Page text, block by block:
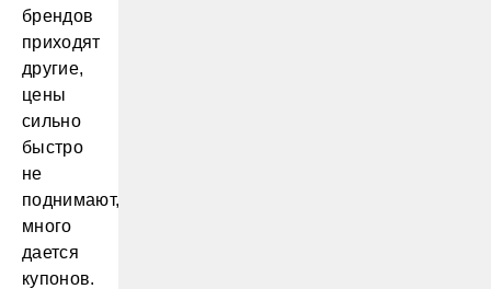
брендов
приходят
другие,
цены
сильно
быстро
не
поднимают,
много
дается
купонов.